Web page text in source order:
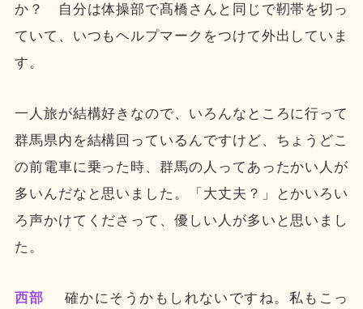
か？ 自分は体操部で髙橋さんと同じで靭帯を切っ
ていて、いつもヘルプマークをつけて外出していま
す。
一人旅が結構好きなので、いろんなところに行って
群馬県内を結構回っているんですけど、ちょうどこ
の前電車に乗った時、群馬の人ってあったかい人が
多いんだなと思いました。「大丈夫？」とかいろい
ろ声かけてくださって、優しい人が多いと思いまし
た。
西部 確かにそうかもしれないですね。私もこっ